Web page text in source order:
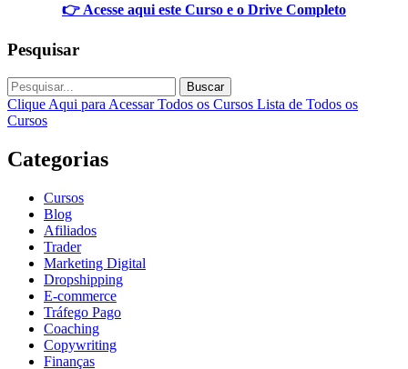
👉 Acesse aqui este Curso e o Drive Completo
Pesquisar
Buscar
Clique Aqui para Acessar Todos os Cursos Lista de Todos os
Cursos
Categorias
Cursos
Blog
Afiliados
Trader
Marketing Digital
Dropshipping
E-commerce
Tráfego Pago
Coaching
Copywriting
Finanças